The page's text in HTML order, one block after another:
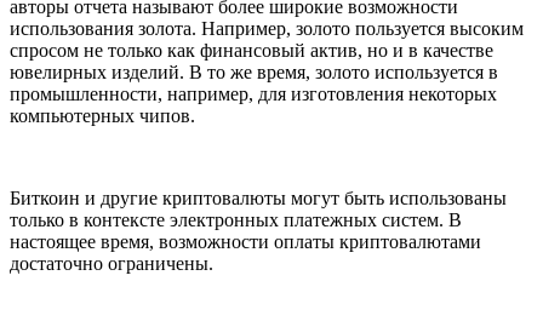
авторы отчета называют более широкие возможности
использования золота. Например, золото пользуется высоким
спросом не только как финансовый актив, но и в качестве
ювелирных изделий. В то же время, золото используется в
промышленности, например, для изготовления некоторых
компьютерных чипов.
Биткоин и другие криптовалюты могут быть использованы
только в контексте электронных платежных систем. В
настоящее время, возможности оплаты криптовалютами
достаточно ограничены.